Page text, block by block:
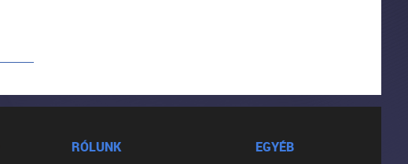
RÓLUNK
EGYÉB